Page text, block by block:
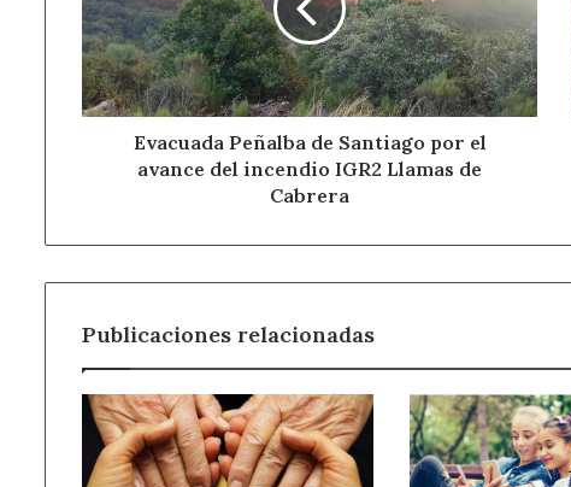
por
el
avance
del
incendio
Evacuada Peñalba de Santiago por el
avance del incendio IGR2 Llamas de
Cabrera
Publicaciones relacionadas